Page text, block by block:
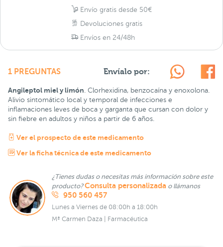
Envío gratis desde 50€
Devoluciones gratis
Envíos en 24/48h
1 PREGUNTAS Envíalo por:
Angileptol miel y limón. Clorhexidina, benzocaína y enoxolona.
Alivio sintomático local y temporal de infecciones e
inflamaciones leves de boca y garganta que cursan con dolor y
sin fiebre en adultos y niños a partir de 6 años.
Ver el prospecto de este medicamento
Ver la ficha técnica de este medicamento
¿Tienes dudas o necesitas más información sobre este
producto?Consulta personalizada o llámanos
950 560 457
Lunes a Viernes de 08:00h a 18:00h
Mª Carmen Daza | Farmacéutica